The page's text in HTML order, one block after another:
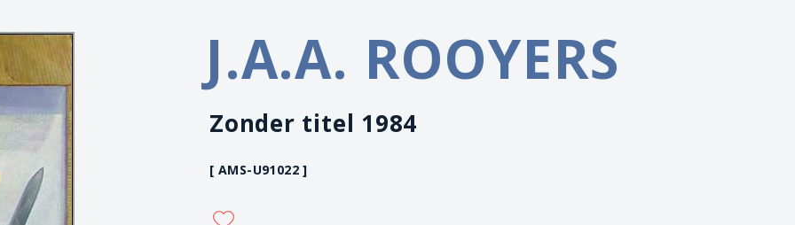
J.A.A. ROOYERS
Zonder titel 1984
[ AMS-U91022 ]